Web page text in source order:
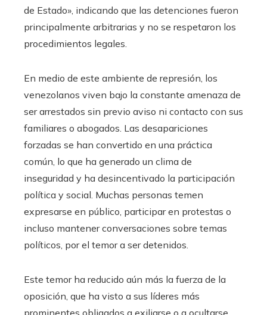
de Estado», indicando que las detenciones fueron
principalmente arbitrarias y no se respetaron los
procedimientos legales.
En medio de este ambiente de represión, los
venezolanos viven bajo la constante amenaza de
ser arrestados sin previo aviso ni contacto con sus
familiares o abogados. Las desapariciones
forzadas se han convertido en una práctica
común, lo que ha generado un clima de
inseguridad y ha desincentivado la participación
política y social. Muchas personas temen
expresarse en público, participar en protestas o
incluso mantener conversaciones sobre temas
políticos, por el temor a ser detenidos.
Este temor ha reducido aún más la fuerza de la
oposición, que ha visto a sus líderes más
prominentes obligados a exiliarse o a ocultarse.